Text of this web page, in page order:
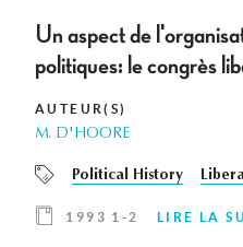
Un aspect de
politiques: le congrès
AUTEUR(S)
M. D'HOORE
Political History
1993 1-2 LIRE LA